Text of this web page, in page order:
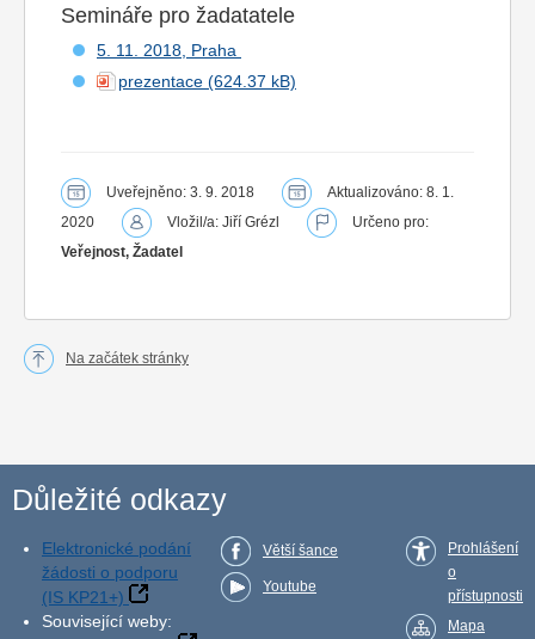
Semináře pro žadatatele
5. 11. 2018, Praha
prezentace
Uveřejněno: 3. 9. 2018
Aktualizováno: 8. 1.
2020
Vložil/a: Jiří Grézl
Určeno pro:
Veřejnost, Žadatel
Na začátek stránky
Důležité odkazy
Elektronické podání
žádosti o podporu
(IS KP21+)
Související weby:
Větší šance
Youtube
Prohlášení
o
přístupnosti
Mapa